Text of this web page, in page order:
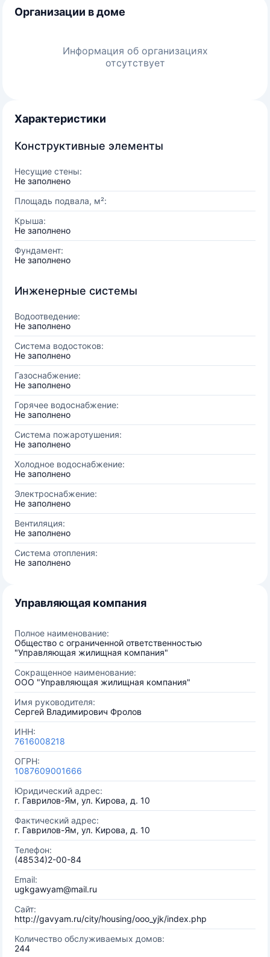
Организации в доме
Информация об организациях
отсутствует
Характеристики
Конструктивные элементы
Несущие стены:
Не заполнено
Площадь подвала, м²:
Крыша:
Не заполнено
Фундамент:
Не заполнено
Инженерные системы
Водоотведение:
Не заполнено
Система водостоков:
Не заполнено
Газоснабжение:
Не заполнено
Горячее водоснабжение:
Не заполнено
Система пожаротушения:
Не заполнено
Холодное водоснабжение:
Не заполнено
Электроснабжение:
Не заполнено
Вентиляция:
Не заполнено
Система отопления:
Не заполнено
Управляющая компания
Полное наименование:
Общество с ограниченной ответственностью
"Управляющая жилищная компания"
Сокращенное наименование:
ООО "Управляющая жилищная компания"
Имя руководителя:
Сергей Владимирович Фролов
ИНН:
7616008218
ОГРН:
1087609001666
Юридический адрес:
г. Гаврилов-Ям, ул. Кирова, д. 10
Фактический адрес:
г. Гаврилов-Ям, ул. Кирова, д. 10
Телефон:
(48534)2-00-84
Email:
ugkgawyam@mail.ru
Сайт:
http://gavyam.ru/city/housing/ooo_yjk/index.php
Количество обслуживаемых домов:
244